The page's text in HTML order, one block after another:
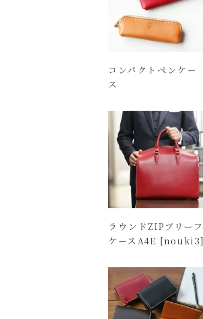
コンパクトペンケー
ス
ラウンドZIPブリーフ
ケースA4E [nouki3]